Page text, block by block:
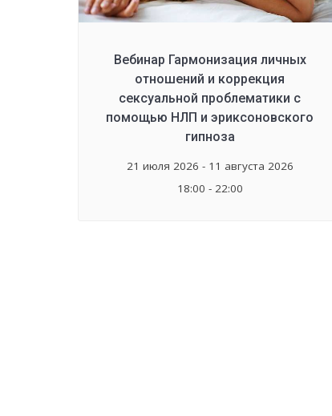
Вебинар Гармонизация личных
отношений и коррекция
сексуальной проблематики с
помощью НЛП и эриксоновского
гипноза
21 июля 2026 - 11 августа 2026
18:00 - 22:00